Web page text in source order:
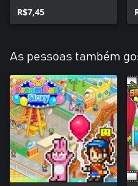
R$7,45
As pessoas também